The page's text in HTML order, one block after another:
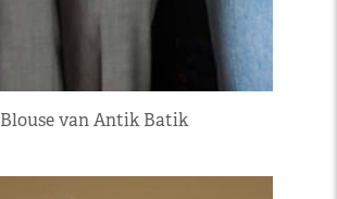
Blouse van Antik Batik